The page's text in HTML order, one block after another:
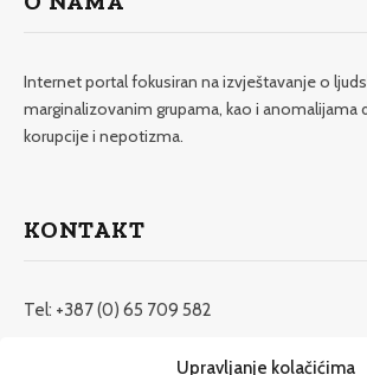
Upravljanje kolačićima
Internet portal fokusiran na izvještavanje o
marginalizovanim grupama, kao i anomalijama
korupcije i nepotizma.
KONTAKT
Tel: +387 (0) 65 709 582
redakcija@etrafika.net